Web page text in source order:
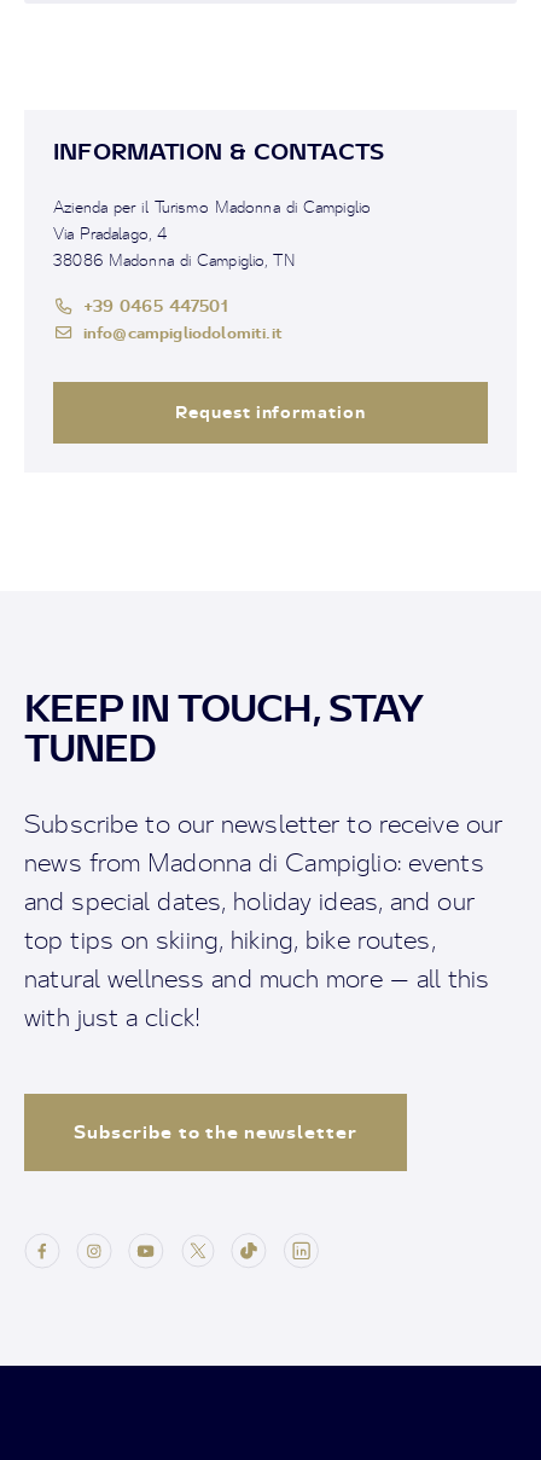
INFORMATION & CONTACTS
Azienda per il Turismo Madonna di Campiglio
Via Pradalago, 4
38086 Madonna di Campiglio, TN
+39 0465 447501
info@campigliodolomiti.it
Request information
KEEP IN TOUCH, STAY
TUNED
Subscribe to our newsletter to receive our
news from Madonna di Campiglio: events
and special dates, holiday ideas, and our
top tips on skiing, hiking, bike routes,
natural wellness and much more — all this
with just a click!
Subscribe to the newsletter